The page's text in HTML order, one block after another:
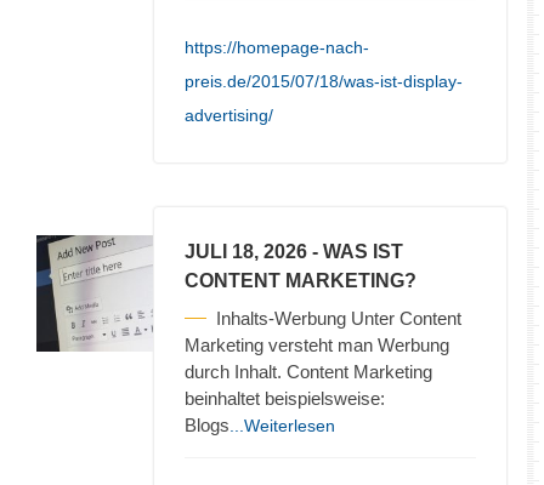
https://homepage-nach-
preis.de/2015/07/18/was-ist-display-
advertising/
JULI 18, 2026 - WAS IST
CONTENT MARKETING?
Inhalts-Werbung Unter Content
Marketing versteht man Werbung
durch Inhalt. Content Marketing
beinhaltet beispielsweise:
Blogs ...Weiterlesen